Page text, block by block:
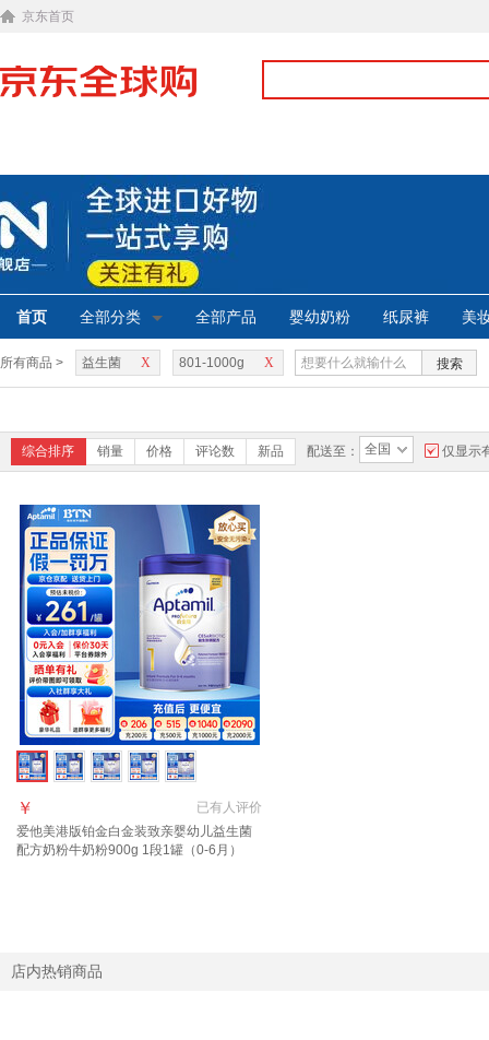
京东首页
首页 全部分类 全部产品 婴幼奶粉 纸尿裤 美
所有商品 > X
益生菌 X
801-1000g 搜索
综合排序 销量 价格 评论数 新品 配送至： 全国 仅显示
已有人评价
￥
爱他美港版铂金白金装致亲婴幼儿益生菌
配方奶粉牛奶粉900g 1段1罐（0-6月）
店内热销商品